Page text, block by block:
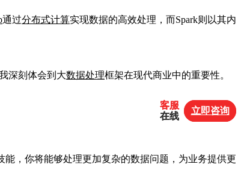
通过分布式计算实现数据的高效处理，而Spark则以其内
深刻体会到大数据处理框架在现代商业中的重要性。
能，你将能够处理更加复杂的数据问题，为业务提供更
客服
在线
立即咨询
客服
在线
立即咨询